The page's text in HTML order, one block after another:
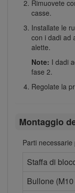
Rimuovete
casse.
Installate le
con i dadi ad
alette.
Note: I dadi
fase 2.
Regolate la
Montaggio
Parti
Staffa di
Bullone